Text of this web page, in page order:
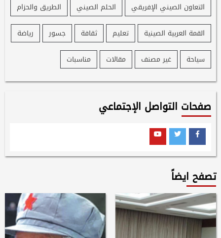
التعاون الصيني الإفريقي
الحلم الصيني
الطريق والحزام
القمة العربية الصينية
تعليم ثقافة جسور
رياضة
سياحة
غير مصنف مقالات مناسبات
صفحات التواصل الإجتماعي
Facebook
Twitter
Youtube
تصفح ايضاً